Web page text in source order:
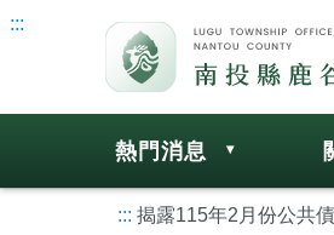
:::
熱門消息
::: 揭露115年2月份公共